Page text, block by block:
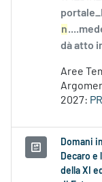
n
dà atto
Aree
2027:
Domani
Decaro e
della XI